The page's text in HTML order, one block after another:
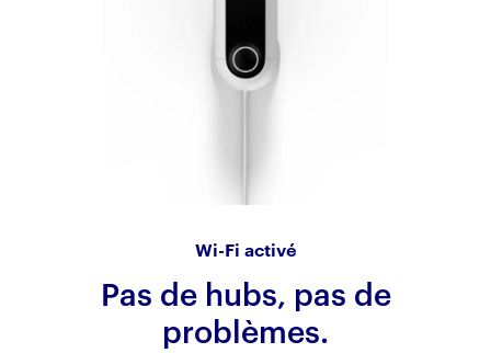
Wi-Fi activé
Pas de hubs, pas de
problèmes.